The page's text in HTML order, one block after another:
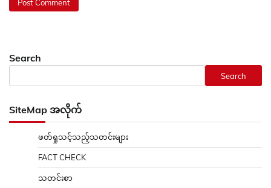
Search
Search
SiteMap အလိုက်
ဖတ်ရှုသင့်သည့်သတင်းများ
FACT CHECK
သတင်းစာ